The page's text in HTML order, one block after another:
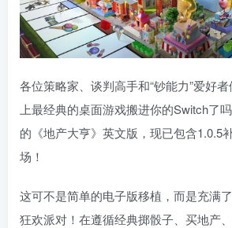
各位策略家、谈判高手和“钞能力”爱好
上最经典的桌面游戏搬进你的Switch了
的《地产大亨》英文版，现已包含1.0.5
场！
这可不是简单的电子版移植，而是充满
狂欢派对！在遵循经典掷骰子、买地产